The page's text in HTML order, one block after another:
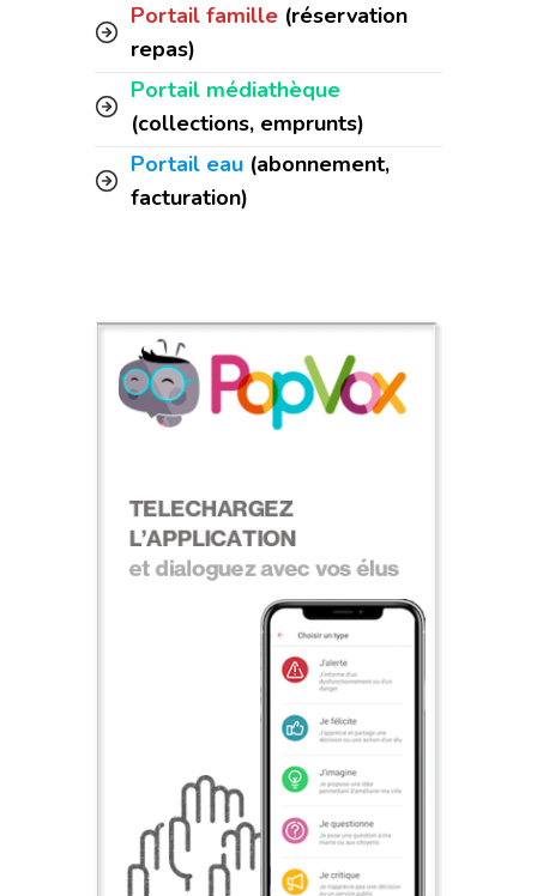
Portail famille (réservation
repas)
Portail médiathèque
(collections, emprunts)
Portail eau (abonnement,
facturation)